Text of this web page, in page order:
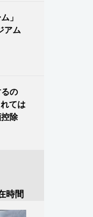
」
アム
の
ては
除
時間